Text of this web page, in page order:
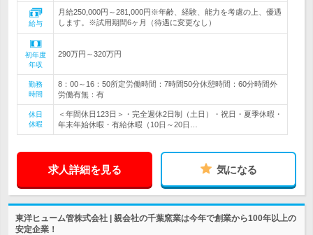
給与
月給250,000円～281,000円※年齢、経験、能力を考慮の上、優遇
します。※試用期間6ヶ月（待遇に変更なし）
初年度
年収
290万円～320万円
勤務
時間
8：00～16：50所定労働時間：7時間50分休憩時間：60分時間外
労働有無：有
休日
休暇
＜年間休日123日＞・完全週休2日制（土日）・祝日・夏季休暇・
年末年始休暇・有給休暇（10日～20日…
求人詳細を見る 気になる
東洋ヒューム管株式会社 | 親会社の千葉窯業は今年で創業から100年以上の
安定企業！